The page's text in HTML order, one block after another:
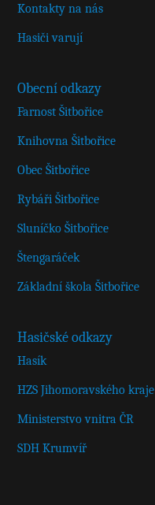
Kontakty na nás
Hasiči varují
Obecní odkazy
Farnost Šitbořice
Knihovna Šitbořice
Obec Šitbořice
Rybáři Šitbořice
Sluníčko Šitbořice
Štengaráček
Základní škola Šitbořice
Hasičské odkazy
Hasík
HZS Jihomoravského kraje
Ministerstvo vnitra ČR
SDH Krumvíř